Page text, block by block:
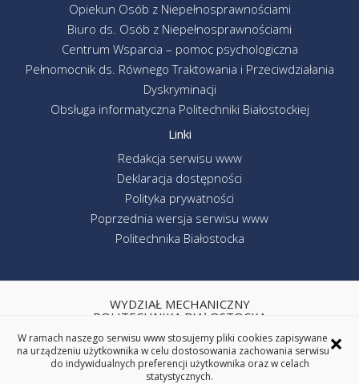
Opiekun Osób z Niepełnosprawnościami
Biuro ds. Osób z Niepełnosprawnościami
Centrum Wsparcia – pomoc psychologiczna
Pełnomocnik ds. Równego Traktowania i Przeciwdziałania
Dyskryminacji
Obsługa informatyczna Politechniki Białostockiej
Linki
Redakcja serwisu www
Deklaracja dostępności
Polityka prywatności
Poprzednia wersja serwisu www
Politechnika Białostocka
WYDZIAŁ MECHANICZNY
POLITECHNIKA BIAŁOSTOCKA
ul. Wiejska 45C, 15-351 Białystok
tel. centrala (85) 746-92-00
REGON: 000001672 NIP: 542-020-87-21
×
W ramach naszego serwisu www stosujemy pliki cookies zapisywane
na urządzeniu użytkownika w celu dostosowania zachowania serwisu
do indywidualnych preferencji użytkownika oraz w celach
statystycznych.